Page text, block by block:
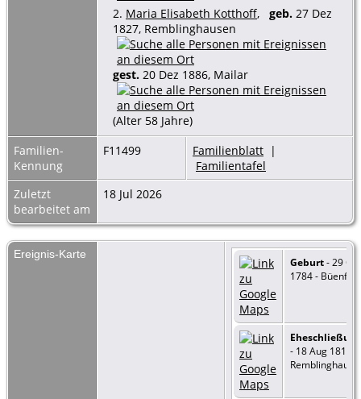
2. Maria Elisabeth Kotthoff, geb. 27 Dez
1827, Remblinghausen
gest. 20 Dez 1886, Mailar
(Alter 58 Jahre)
Familien-
Kennung
F11499 Familienblatt |
Familientafel
Zuletzt
bearbeitet am
18 Jul 2026
Ereignis-Karte
Geburt- 29 Okt
1784 - Büenfeld
Eheschließung
- 18 Aug 1818 -